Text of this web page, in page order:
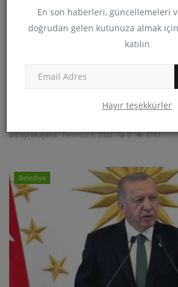
En son haberleri, güncellemeleri
doğrudan gelen kutunuza almak
katılın
Hayır teşekkürler
Samsun 19 Mayıs Belediye
Topaloğlu Belediye...
albayrakajans Temmuz 1, 2022 0 4743
Belediye